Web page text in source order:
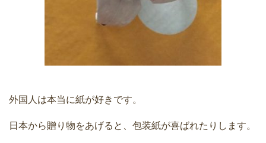
外国人は本当に紙が好きです。
日本から贈り物をあげると、包装紙が喜ばれたりします。